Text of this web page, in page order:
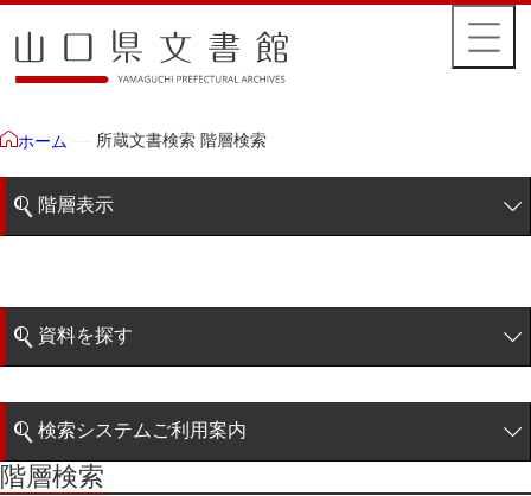
ホーム 所蔵文書検索 階層検索
階層表示
藩政文書
特定歴史公文書
諸家文書
資料を探す
階層検索
検索システムご利用案内
検索システムの利用について
階層検索